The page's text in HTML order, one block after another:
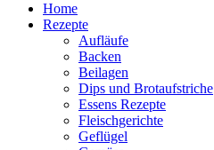
Home
Rezepte
Aufläufe
Backen
Beilagen
Dips und Brotaufstriche
Essens Rezepte
Fleischgerichte
Geflügel